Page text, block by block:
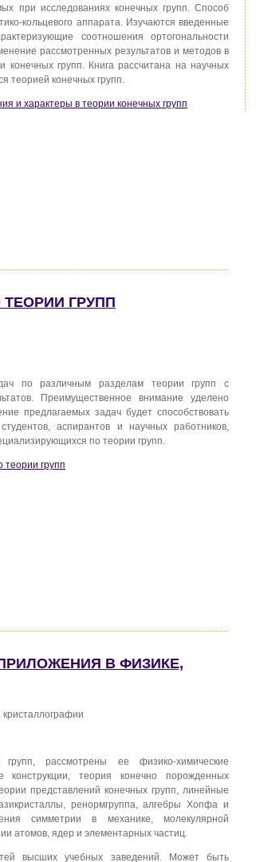
при исследованиях конечных групп. Способ
кольцевого аппарата. Изучаются введенные
соотношения ортогональности
рассмотренных результатов и методов в
конечных групп. Книга рассчитана на научных
теорией конечных групп.
и характеры в теории конечных групп
ГРУПП
по различным разделам теории групп с
Преимущественное внимание уделено
предлагаемых задач будет способствовать
аспирантов и научных работников,
по теории групп.
теории групп
В ФИЗИКЕ,
рассмотрены ее физико-химические
конструкции, теория конечно порожденных
представлений конечных групп, линейные
ренормгруппа, алгебры Хопфа и
симметрии в механике, молекулярной
атомов, ядер и элементарных частиц.
высших учебных заведений. Может быть